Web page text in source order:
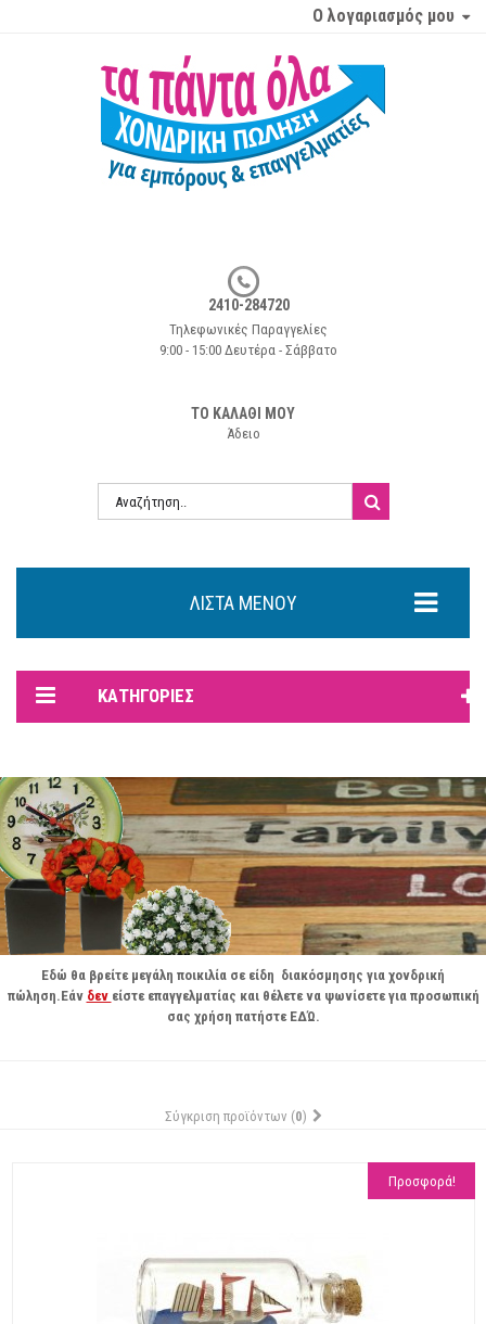
Ο λογαριασμός μου
2410-284720
Τηλεφωνικές Παραγγελίες
9:00 - 15:00 Δευτέρα - Σάββατο
ΤΟ ΚΑΛΑΘΙ ΜΟΥ
Άδειο
ΛΊΣΤΑ ΜΕΝΟΎ
ΚΑΤΗΓΟΡΊΕΣ
Εδώ θα βρείτε μεγάλη ποικιλία σε είδη διακόσμησης για χονδρική
πώληση.Εάν δεν είστε επαγγελματίας και θέλετε να ψωνίσετε για προσωπική
σας χρήση πατήστε ΕΔΏ.
Σύγκριση προϊόντων (0)
Προσφορά!